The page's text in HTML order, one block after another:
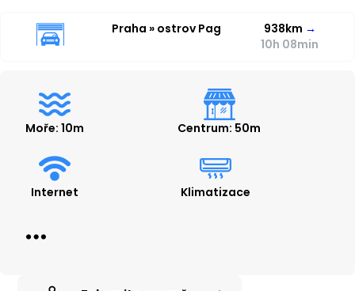
Praha » ostrov Pag 938km →
10h 08min
Moře: 10m Centrum: 50m
Internet Klimatizace